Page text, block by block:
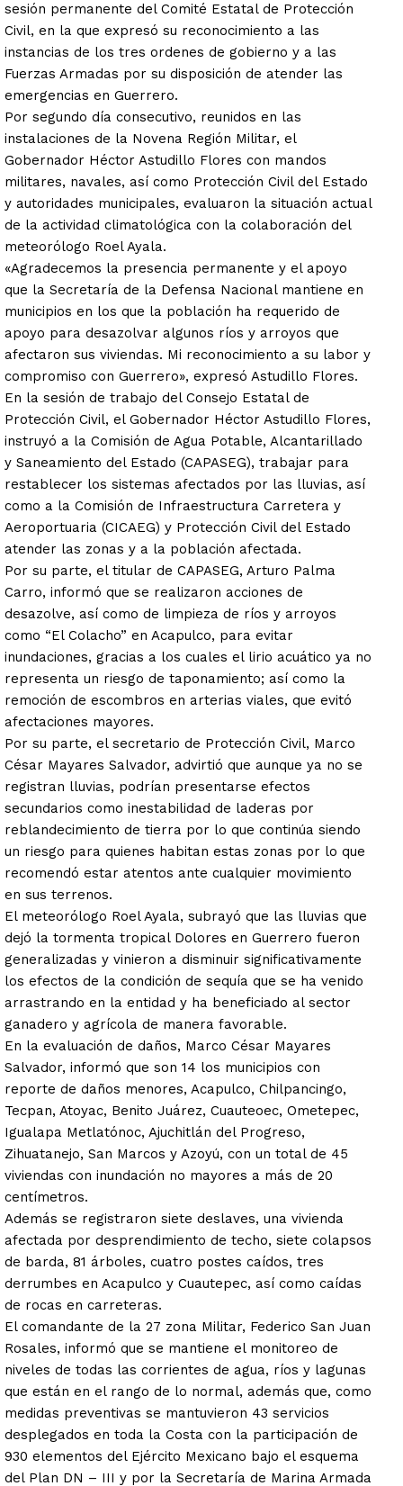
sesión permanente del Comité Estatal de Protección
Civil, en la que expresó su reconocimiento a las
instancias de los tres ordenes de gobierno y a las
Fuerzas Armadas por su disposición de atender las
emergencias en Guerrero.
Por segundo día consecutivo, reunidos en las
instalaciones de la Novena Región Militar, el
Gobernador Héctor Astudillo Flores con mandos
militares, navales, así como Protección Civil del Estado
y autoridades municipales, evaluaron la situación actual
de la actividad climatológica con la colaboración del
meteorólogo Roel Ayala.
«Agradecemos la presencia permanente y el apoyo
que la Secretaría de la Defensa Nacional mantiene en
municipios en los que la población ha requerido de
apoyo para desazolvar algunos ríos y arroyos que
afectaron sus viviendas. Mi reconocimiento a su labor y
compromiso con Guerrero», expresó Astudillo Flores.
En la sesión de trabajo del Consejo Estatal de
Protección Civil, el Gobernador Héctor Astudillo Flores,
instruyó a la Comisión de Agua Potable, Alcantarillado
y Saneamiento del Estado (CAPASEG), trabajar para
restablecer los sistemas afectados por las lluvias, así
como a la Comisión de Infraestructura Carretera y
Aeroportuaria (CICAEG) y Protección Civil del Estado
atender las zonas y a la población afectada.
Por su parte, el titular de CAPASEG, Arturo Palma
Carro, informó que se realizaron acciones de
desazolve, así como de limpieza de ríos y arroyos
como “El Colacho” en Acapulco, para evitar
inundaciones, gracias a los cuales el lirio acuático ya no
representa un riesgo de taponamiento; así como la
remoción de escombros en arterias viales, que evitó
afectaciones mayores.
Por su parte, el secretario de Protección Civil, Marco
César Mayares Salvador, advirtió que aunque ya no se
registran lluvias, podrían presentarse efectos
secundarios como inestabilidad de laderas por
reblandecimiento de tierra por lo que continúa siendo
un riesgo para quienes habitan estas zonas por lo que
recomendó estar atentos ante cualquier movimiento
en sus terrenos.
El meteorólogo Roel Ayala, subrayó que las lluvias que
dejó la tormenta tropical Dolores en Guerrero fueron
generalizadas y vinieron a disminuir significativamente
los efectos de la condición de sequía que se ha venido
arrastrando en la entidad y ha beneficiado al sector
ganadero y agrícola de manera favorable.
En la evaluación de daños, Marco César Mayares
Salvador, informó que son 14 los municipios con
reporte de daños menores, Acapulco, Chilpancingo,
Tecpan, Atoyac, Benito Juárez, Cuauteoec, Ometepec,
Igualapa Metlatónoc, Ajuchitlán del Progreso,
Zihuatanejo, San Marcos y Azoyú, con un total de 45
viviendas con inundación no mayores a más de 20
centímetros.
Además se registraron siete deslaves, una vivienda
afectada por desprendimiento de techo, siete colapsos
de barda, 81 árboles, cuatro postes caídos, tres
derrumbes en Acapulco y Cuautepec, así como caídas
de rocas en carreteras.
El comandante de la 27 zona Militar, Federico San Juan
Rosales, informó que se mantiene el monitoreo de
niveles de todas las corrientes de agua, ríos y lagunas
que están en el rango de lo normal, además que, como
medidas preventivas se mantuvieron 43 servicios
desplegados en toda la Costa con la participación de
930 elementos del Ejército Mexicano bajo el esquema
del Plan DN – III y por la Secretaría de Marina Armada